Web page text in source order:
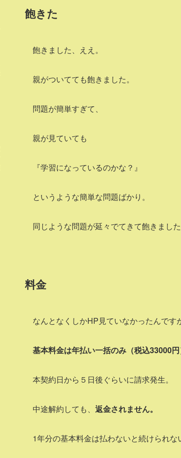
飽きた
飽きました、ええ。
親がついてても飽きました。
問題が簡単すぎて、
親が見ていても
『学習になっているのかな？』
というような簡単な問題ばかり。
同じような問題が延々でてきて飽きました
料金
なんとなくしかHP見ていなかったんです
基本料金は年払い一括のみ（税込33000円
本契約日から５日後ぐらいに請求発生。
中途解約しても、 返金されません。
1年分の基本料金は払わないと続けられな